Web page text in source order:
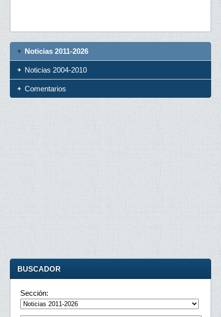
Noticias 2011-2026
Noticias 2004-2010
Comentarios
BUSCADOR
Sección: